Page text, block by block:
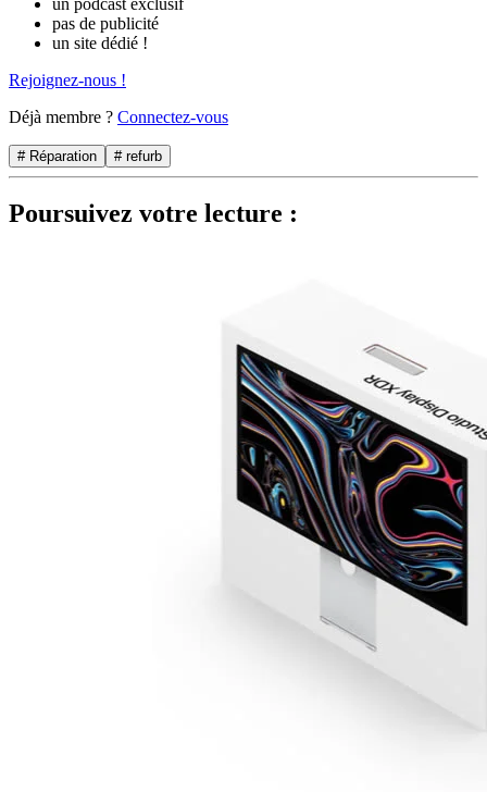
pas de publicité
un site dédié !
Rejoignez-nous !
Déjà membre ? Connectez-vous
# Réparation # refurb
Poursuivez votre lecture :